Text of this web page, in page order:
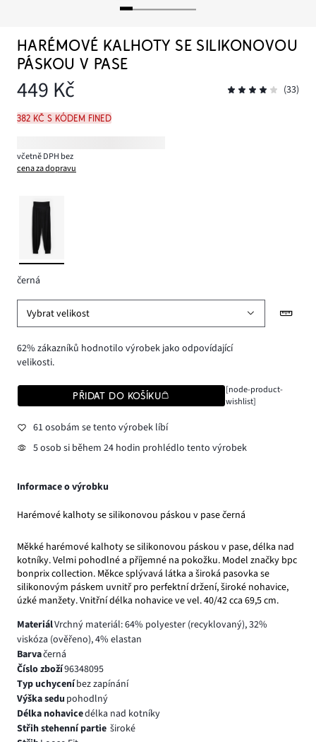
HARÉMOVÉ KALHOTY SE SILIKONOVOU
PÁSKOU V PASE
449 Kč (33)
382 Kč s kódem FINED
včetně DPH bez
cena za dopravu
černá
Vybrat velikost
62% zákazníků hodnotilo výrobek jako odpovídající
velikosti.
PŘIDAT DO KOŠÍKU
[node-product-
wishlist]
61 osobám se tento výrobek líbí
5 osob si během 24 hodin prohlédlo tento výrobek
Informace o výrobku
Harémové kalhoty se silikonovou páskou v pase černá
Měkké harémové kalhoty se silikonovou páskou v pase, délka nad
kotníky. Velmi pohodlné a příjemné na pokožku. Model značky bpc
bonprix collection. Měkce splývavá látka a široká pasovka se
silikonovým páskem uvnitř pro perfektní držení, široké nohavice,
úzké manžety. Vnitřní délka nohavice ve vel. 40/42 cca 69,5 cm.
MateriálVrchný materiál: 64% polyester (recyklovaný), 32%
viskóza (ověřeno), 4% elastan
Barvačerná
Číslo zboží96348095
Typ uchyceníbez zapínání
Výška sedu pohodlný
Délka nohavicedélka nad kotníky
Střih stehenní partie široké